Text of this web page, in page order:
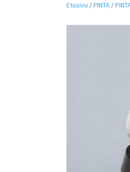
Etusivu /PINTA /